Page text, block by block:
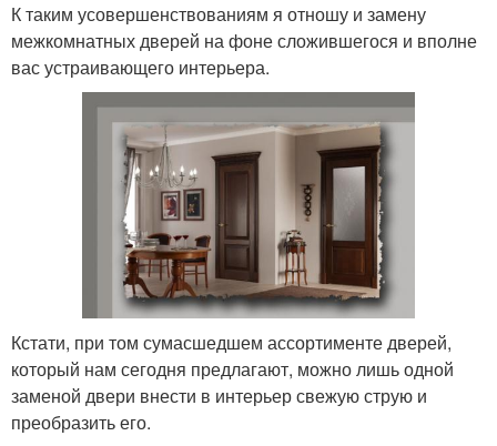
К таким усовершенствованиям я отношу и замену
межкомнатных дверей на фоне сложившегося и вполне
вас устраивающего интерьера.
Кстати, при том сумасшедшем ассортименте дверей,
который нам сегодня предлагают, можно лишь одной
заменой двери внести в интерьер свежую струю и
преобразить его.